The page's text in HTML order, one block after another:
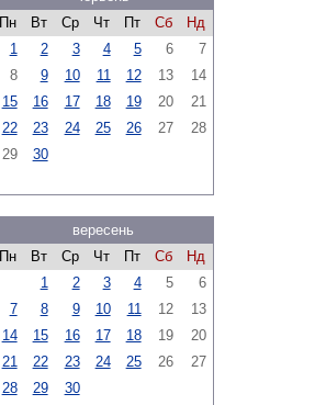
Пн
Вт Ср Чт Пт Сб
Нд
1
2 3 4 5 6
7
8
9 10 11 12 13
14
15
16 17 18 19 20
21
22
23 24 25 26 27
28
29
30
вересень
Пн
Вт Ср Чт Пт Сб
Нд
1
2 3 4 5
6
7
8 9 10 11 12
13
14
15 16 17 18 19
20
21
22 23 24 25 26
27
28
29 30